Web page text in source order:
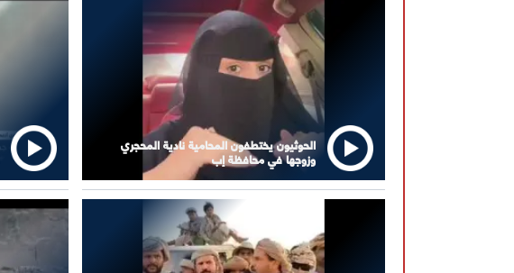
الحوثيون يختطفون المحامية نادية المحجري
وزوجها في محافظة إب